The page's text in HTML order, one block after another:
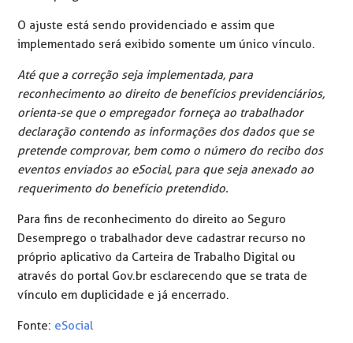
O ajuste está sendo providenciado e assim que
implementado será exibido somente um único vínculo.
Até que a correção seja implementada, para
reconhecimento ao direito de benefícios previdenciários,
orienta-se que o empregador forneça ao trabalhador
declaração contendo as informações dos dados que se
pretende comprovar, bem como o número do recibo dos
eventos enviados ao eSocial, para que seja anexado ao
requerimento do benefício pretendido.
Para fins de reconhecimento do direito ao Seguro
Desemprego o trabalhador deve cadastrar recurso no
próprio aplicativo da Carteira de Trabalho Digital ou
através do portal Gov.br esclarecendo que se trata de
vínculo em duplicidade e já encerrado.
Fonte: eSocial